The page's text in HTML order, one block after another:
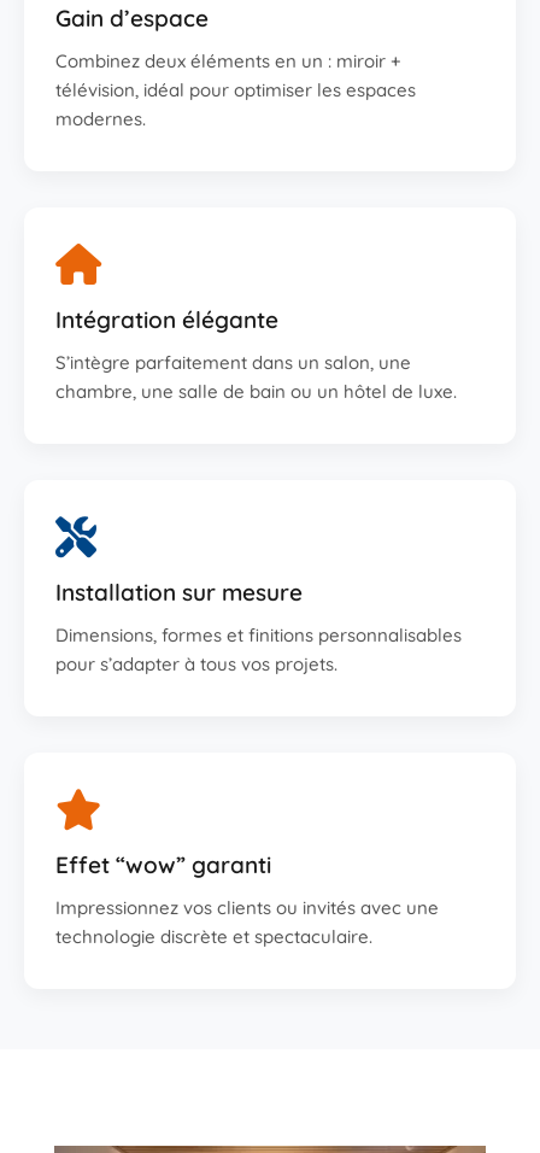
Gain d’espace
Combinez deux éléments en un : miroir +
télévision, idéal pour optimiser les espaces
modernes.
Intégration élégante
S’intègre parfaitement dans un salon, une
chambre, une salle de bain ou un hôtel de luxe.
Installation sur mesure
Dimensions, formes et finitions personnalisables
pour s’adapter à tous vos projets.
Effet “wow” garanti
Impressionnez vos clients ou invités avec une
technologie discrète et spectaculaire.